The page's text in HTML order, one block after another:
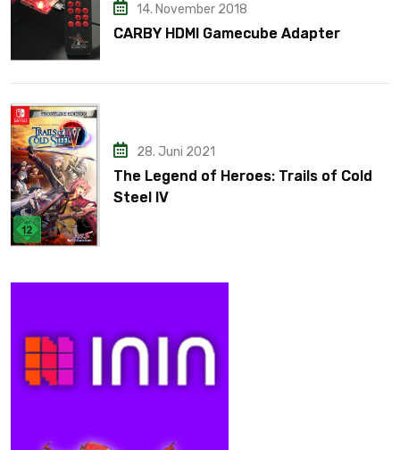
14. November 2018
CARBY HDMI Gamecube Adapter
28. Juni 2021
The Legend of Heroes: Trails of Cold
Steel IV